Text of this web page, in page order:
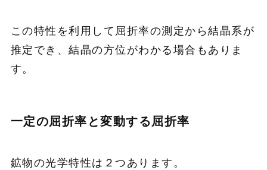
この特性を利用して屈折率の測定から結晶系が
推定でき、結晶の方位がわかる場合もありま
す。
一定の屈折率と変動する屈折率
鉱物の光学特性は２つあります。